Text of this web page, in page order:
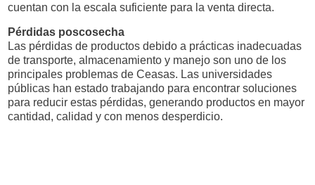
cuentan con la escala suficiente para la venta directa.
Pérdidas poscosecha
Las pérdidas de productos debido a prácticas inadecuadas
de transporte, almacenamiento y manejo son uno de los
principales problemas de Ceasas. Las universidades
públicas han estado trabajando para encontrar soluciones
para reducir estas pérdidas, generando productos en mayor
cantidad, calidad y con menos desperdicio.